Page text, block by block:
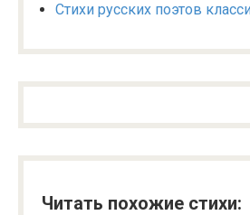
Стихи русских поэтов
Читать похожие стихи: